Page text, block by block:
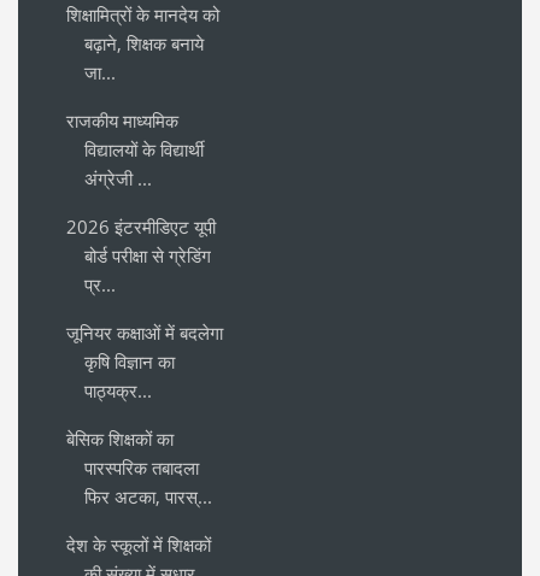
शिक्षामित्रों के मानदेय को
बढ़ाने, शिक्षक बनाये
जा...
राजकीय माध्यमिक
विद्यालयों के विद्यार्थी
अंग्रेजी ...
2026 इंटरमीडिएट यूपी
बोर्ड परीक्षा से ग्रेडिंग
प्र...
जूनियर कक्षाओं में बदलेगा
कृषि विज्ञान का
पाठ्यक्र...
बेसिक शिक्षकों का
पारस्परिक तबादला
फिर अटका, पारस्...
देश के स्कूलों में शिक्षकों